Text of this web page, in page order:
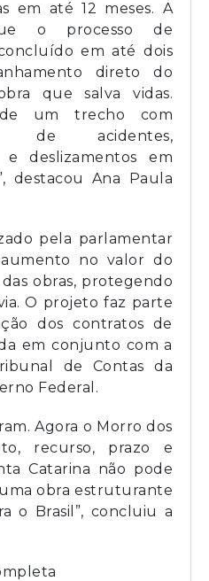
em até 12 meses. A
o processo de
em até dois
direto do
que salva vidas.
de um trecho com
de acidentes,
e deslizamentos em
destacou Ana Paula
pela parlamentar
no valor do
obras, protegendo
O projeto faz parte
dos contratos de
em conjunto com a
de Contas da
Federal.
Agora o Morro dos
recurso, prazo e
Catarina não pode
uma obra estruturante
o Brasil”, concluiu a